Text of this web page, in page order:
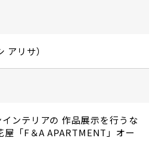
アリサ）
ンテリアの 作品展示を行うな
屋「F＆A APARTMENT」オー